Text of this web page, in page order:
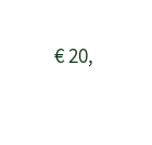
€20,00